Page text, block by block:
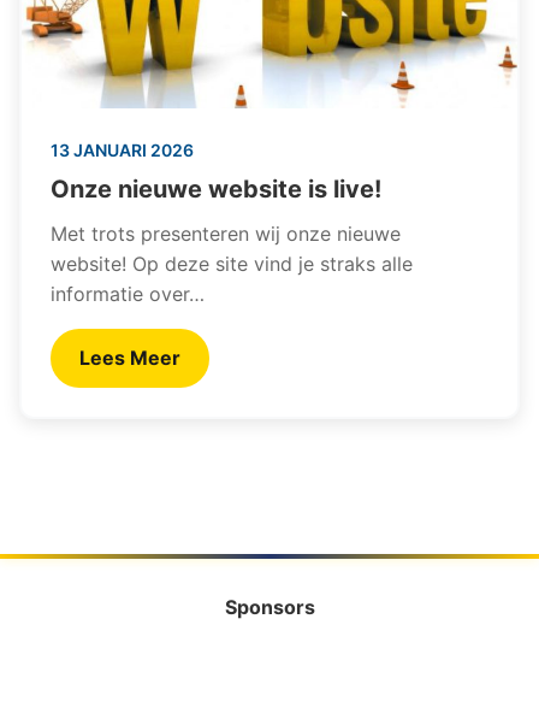
13 JANUARI 2026
Onze nieuwe website is live!
Met trots presenteren wij onze nieuwe
website! Op deze site vind je straks alle
informatie over…
Lees Meer
Sponsors